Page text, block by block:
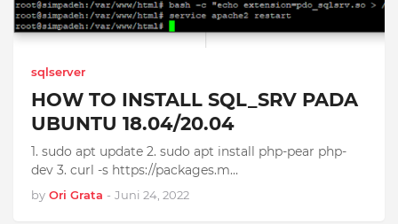
sqlserver
HOW TO INSTALL SQL_SRV PADA
UBUNTU 18.04/20.04
1. sudo apt update 2. sudo apt install php-pear php-
dev 3. curl -s https://packages.m…
by Ori Grata - Juni 24, 2022